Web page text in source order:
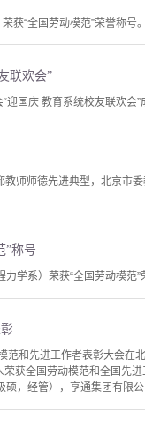
获“全国劳动模范”荣誉称号。
联欢会”
国庆 教育系统校友联欢会”
教师师德先进典型，北京市
”称号
学系）荣获“全国劳动模范”
和先进工作者表彰大会在
获全国劳动模范和全国先
，经管），亨通集团有限